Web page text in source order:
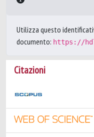
Utilizza questo
documento: https://
Citazioni